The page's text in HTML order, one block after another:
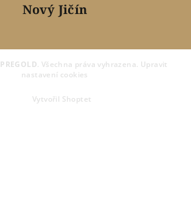
Nový Jičín
PREGOLD. Všechna práva vyhrazena. Upravit
nastavení cookies
Vytvořil Shoptet